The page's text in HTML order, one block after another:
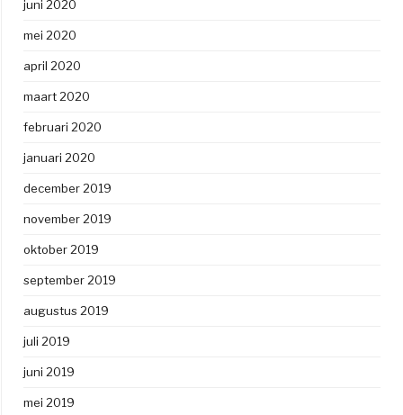
juni 2020
mei 2020
april 2020
maart 2020
februari 2020
januari 2020
december 2019
november 2019
oktober 2019
september 2019
augustus 2019
juli 2019
juni 2019
mei 2019